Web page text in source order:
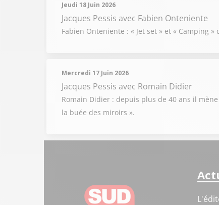
Jeudi 18 Juin 2026
Jacques Pessis avec Fabien Onteniente
Fabien Onteniente : « Jet set » et « Camping
Mercredi 17 Juin 2026
Jacques Pessis avec Romain Didier
Romain Didier : depuis plus de 40 ans il
la buée des miroirs ».